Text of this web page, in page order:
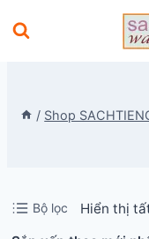
to
/ Shop
Bộ lọc Hiển thị